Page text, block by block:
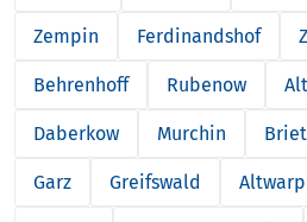
Zempin Ferdinandshof
Behrenhoff Rubenow
Daberkow Murchin
Garz Greifswald Altwarp